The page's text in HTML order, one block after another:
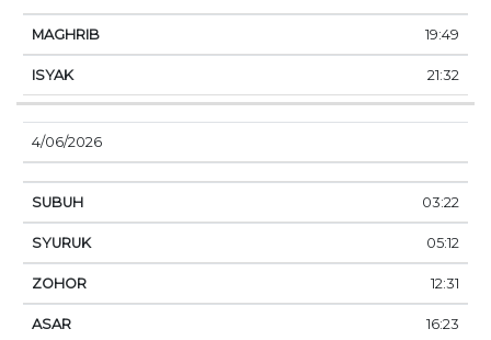
19:49
21:32
4/06/2026
03:22
05:12
12:31
16:23